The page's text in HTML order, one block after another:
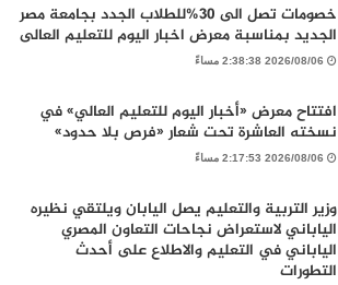
خصومات تصل الى 30%للطلاب الجدد بجامعة مصر
الجديد بمناسبة معرض اخبار اليوم للتعليم العالى
2026/08/06 2:38:38 مساءً
افتتاح معرض «أخبار اليوم للتعليم العالي» في
نسخته العاشرة تحت شعار «فرص بلا حدود»
2026/08/06 2:17:53 مساءً
وزير التربية والتعليم يصل اليابان ويلتقي نظيره
الياباني لاستعراض نجاحات التعاون المصري
الياباني في التعليم والاطلاع على أحدث
التطورات